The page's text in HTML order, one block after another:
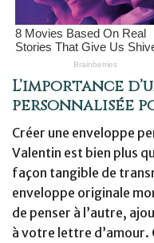
L’importance
personnalisée
Créer une enveloppe
Valentin est bien plus
façon tangible de
enveloppe originale
de penser à l’autre,
à votre lettre d’amour.